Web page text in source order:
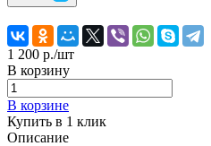
1 200 р./шт
В корзину
В корзине
Купить в 1 клик
Описание